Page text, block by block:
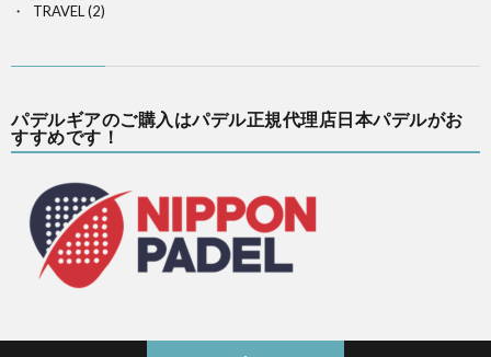
TRAVEL(2)
パデルギアのご購入はパデル正規代理店日本パデルがお
すすめです！